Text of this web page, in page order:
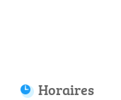
Horaires